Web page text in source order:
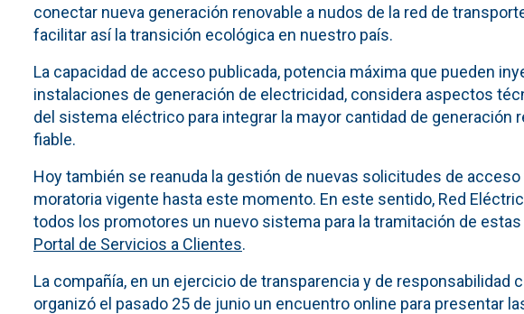
conectar nueva generación renovable a nudos de la red de
facilitar así la transición ecológica en nuestro país.
La capacidad de acceso publicada, potencia máxima que pueden
instalaciones de generación de electricidad, considera aspectos
del sistema eléctrico para integrar la mayor cantidad de generación
fiable.
Hoy también se reanuda la gestión de nuevas solicitudes de acceso
moratoria vigente hasta este momento. En este sentido, Red
todos los promotores un nuevo sistema para la tramitación de
Portal de Servicios a Clientes.
La compañía, en un ejercicio de transparencia y de responsabilidad
organizó el pasado 25 de junio un encuentro online para presentar